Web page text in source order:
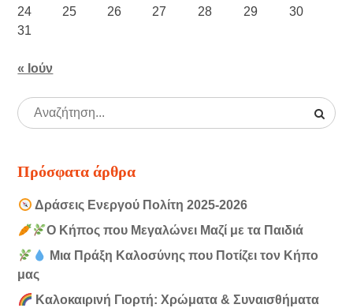
24
25 26 27 28 29
30
31
« Ιούν
Πρόσφατα άρθρα
Δράσεις Ενεργού Πολίτη 2025-2026
Ο Κήπος που Μεγαλώνει Μαζί με τα Παιδιά
Μια Πράξη Καλοσύνης που Ποτίζει τον Κήπο
μας
Καλοκαιρινή Γιορτή: Χρώματα & Συναισθήματα